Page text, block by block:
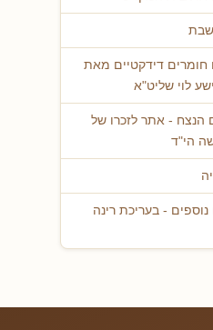
דידקטיים מאת
לוי שליט"א
הנצח - אתר לזכרו של
הי"ד
נוספים - בעריכת רינה